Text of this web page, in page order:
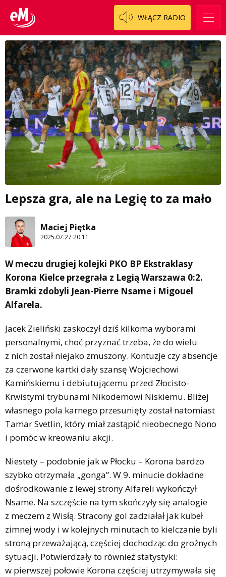
WŁĄCZ RADIO
Lepsza gra, ale na Legię to za mało
Maciej Piętka
2025.07.27 20:11
W meczu drugiej kolejki PKO BP Ekstraklasy
Korona Kielce przegrała z Legią Warszawa 0:2.
Bramki zdobyli Jean-Pierre Nsame i Migouel
Alfarela.
Jacek Zieliński zaskoczył dziś kilkoma wyborami
personalnymi, choć przyznać trzeba, że do wielu
z nich został niejako zmuszony. Kontuzje czy absencje
za czerwone kartki dały szansę Wojciechowi
Kamińskiemu i debiutującemu przed Złocisto-
Krwistymi trybunami Nikodemowi Niskiemu. Bliżej
własnego pola karnego przesunięty został natomiast
Tamar Svetlin, który miał zastąpić nieobecnego Nono
i pomóc w kreowaniu akcji.
Niestety – podobnie jak w Płocku – Korona bardzo
szybko otrzymała „gonga”. W 9. minucie dokładne
dośrodkowanie z lewej strony Alfareli wykończył
Nsame. Na szczęście na tym skończyły się analogie
z meczem z Wisłą. Stracony gol zadziałał jak kubeł
zimnej wody i w kolejnych minutach to kielczanie byli
stroną przeważającą, częściej dochodząc do groźnych
sytuacji. Potwierdzały to również statystyki:
w pierwszej połowie Korona częściej utrzymywała się